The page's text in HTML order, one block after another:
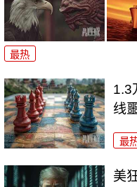
最热
1.3
线
最
美